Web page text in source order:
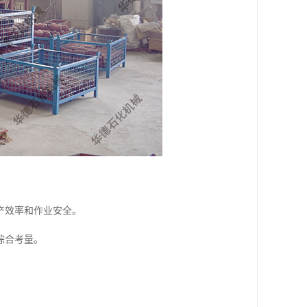
率和作业安全。
考量。